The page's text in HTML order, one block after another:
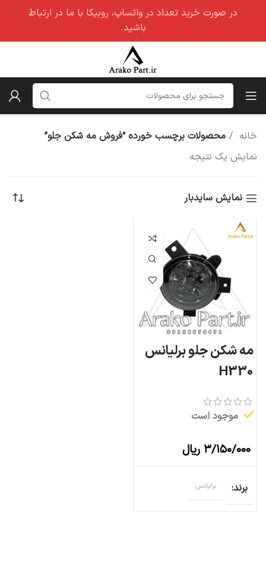
خانه
محصولات برچسب خورده “فروش مه شکن جلو”
نمایش یک نتیجه
نمایش سایدبار
مه شکن جلو برلیانس
H330
موجود است
۳/۱۵۰/۰۰۰ ریال
برند برلیانس
در صورت خرید تعداد در واتساپ، روبیکا با ما در ارتباط
باشید.